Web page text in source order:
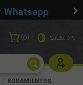
Whatsapp
0 Saldo:0 €
Usuarios
RODAMIENTOS